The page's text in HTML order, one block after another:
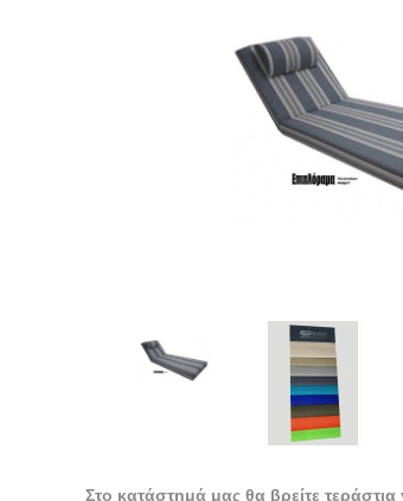
Στο κατάστημά μας θα βρείτε